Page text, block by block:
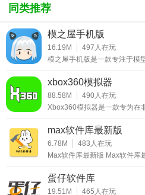
1. 多语言支持：支持全球多种语
2. 全面搜索：支持网页、图片
型，满足用户的不同需求。
3. 个性化设置：用户可以根据
调整搜索结果排序方式等。
4. 语音搜索：支持语音输入和
互。
5. 翻译工具：内置翻译功能，
【微软必应国际版内容】
同类推荐
模之屋手机版
16.19M 497 人在玩
模之屋手机版是一款专注于模
xbox360模拟器
88.58M 490人在玩
Xbox360模拟器是一款专为在
max软件库最新版
6.78M 483 人在玩
Max软件库最新版 Max软
蛋仔软件库
19.51M 465 人在玩